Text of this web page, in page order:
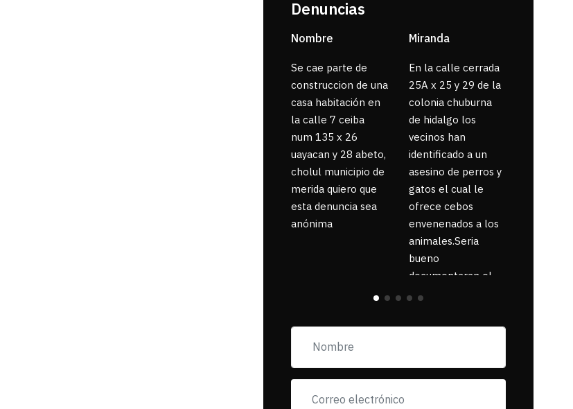
Denuncias
Nombre
Se cae parte de
construccion de una
casa habitación en
la calle 7 ceiba
num 135 x 26
uayacan y 28 abeto,
cholul municipio de
merida quiero que
esta denuncia sea
anónima
Miranda
En la calle cerrada
25A x 25 y 29 de la
colonia chuburna
de hidalgo los
vecinos han
identificado a un
asesino de perros y
gatos el cual le
ofrece cebos
envenenados a los
animales.Seria
bueno
documentaran el
suceso ya que la
pancartas de
exigiendo al asesino
se reponsanbilice